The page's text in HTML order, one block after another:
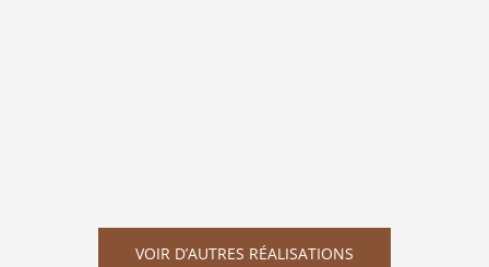
VOIR D’AUTRES RÉALISATIONS